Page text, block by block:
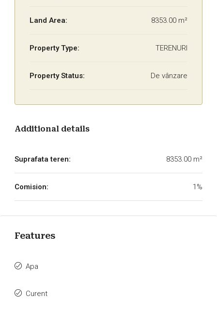
Land Area: 8353.00 m²
Property Type: TERENURI
Property Status: De vânzare
Additional details
Suprafata teren: 8353.00 m²
Comision: 1%
Features
Apa
Curent